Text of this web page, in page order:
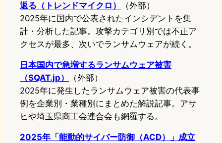
返る（トレンドマイクロ）
（外部）
2025年に国内で公表されたインシデントを集
計・分析した記事。攻撃カテゴリ別では不正ア
クセスが最多、次いでランサムウェアが続く。
日本国内で急増するランサムウェア被害
（SQAT.jp）
（外部）
2025年に発生したランサムウェア被害の代表事
例を企業別・業種別にまとめた解説記事。アサ
ヒや埼玉県商工会連合会も網羅する。
2025年「能動的サイバー防御（ACD）」成立